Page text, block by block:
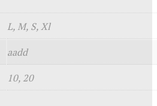
L, M, S, Xl
aadd
10, 20